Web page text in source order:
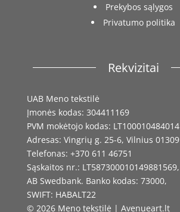
Prekybos sąlygos
Privatumo politika
Rekvizitai
UAB Meno tekstilė
Įmonės kodas: 304411169
PVM mokėtojo kodas: LT100010484014
Adresas: Vingrių g. 25-6, Vilnius 01309
Telefonas: +370 611 46751
Sąskaitos nr.: LT587300010149881569,
AB Swedbank. Banko kodas: 73000,
SWIFT: HABALT22
© 2026 Meno tekstilė | Avenueart.lt